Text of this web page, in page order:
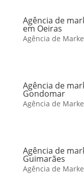
Agência de
em Oeiras
Agência de
Agência de
Gondomar
Agência de
Agência de
Guimarães
Agência de